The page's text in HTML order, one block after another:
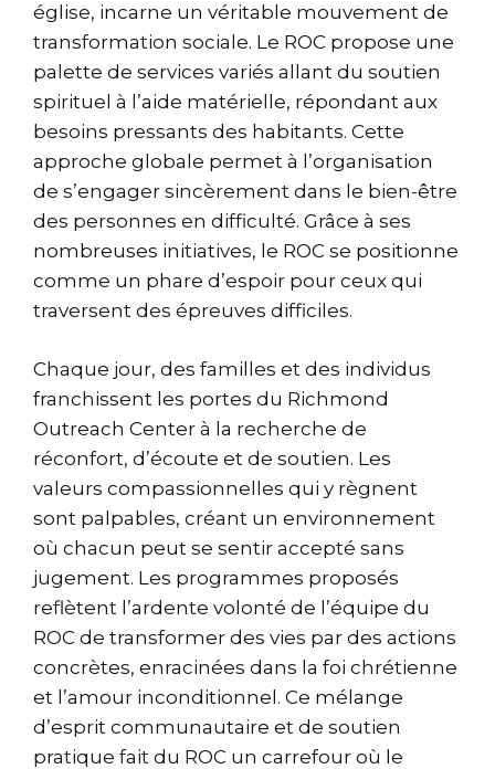
église, incarne un véritable mouvement de
transformation sociale. Le ROC propose une
palette de services variés allant du soutien
spirituel à l’aide matérielle, répondant aux
besoins pressants des habitants. Cette
approche globale permet à l’organisation
de s’engager sincèrement dans le bien-être
des personnes en difficulté. Grâce à ses
nombreuses initiatives, le ROC se positionne
comme un phare d’espoir pour ceux qui
traversent des épreuves difficiles.
Chaque jour, des familles et des individus
franchissent les portes du Richmond
Outreach Center à la recherche de
réconfort, d’écoute et de soutien. Les
valeurs compassionnelles qui y règnent
sont palpables, créant un environnement
où chacun peut se sentir accepté sans
jugement. Les programmes proposés
reflètent l’ardente volonté de l’équipe du
ROC de transformer des vies par des actions
concrètes, enracinées dans la foi chrétienne
et l’amour inconditionnel. Ce mélange
d’esprit communautaire et de soutien
pratique fait du ROC un carrefour où le